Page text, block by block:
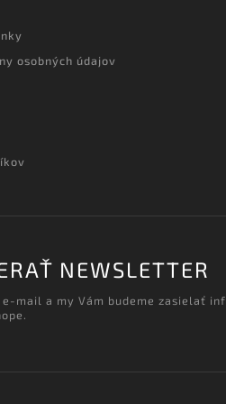
osobných údajov
NEWSLETTER
mail a my Vám budeme zasielať